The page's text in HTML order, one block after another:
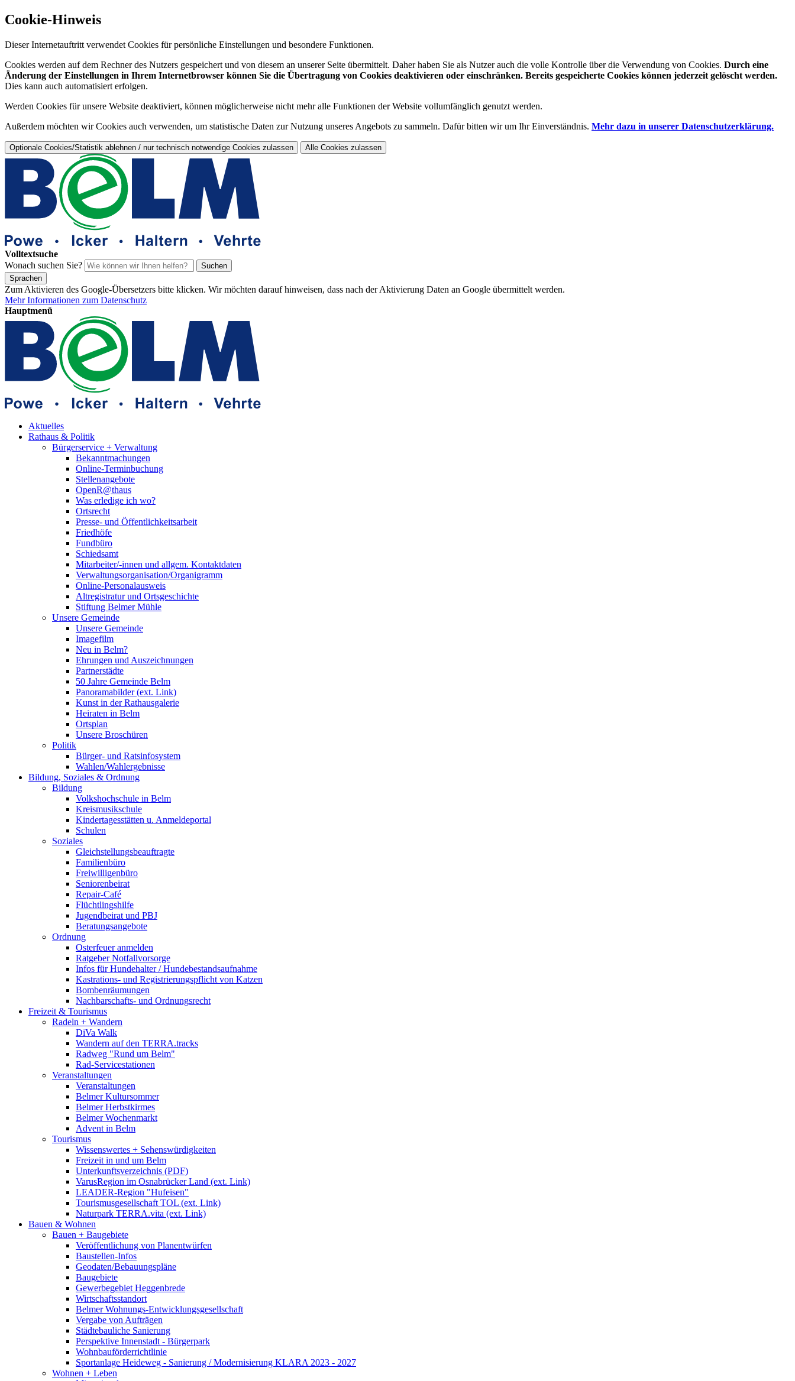
Cookie-Hinweis
Dieser Internetauftritt verwendet Cookies für persönliche Einstellungen und besondere Funktionen.
Cookies werden auf dem Rechner des Nutzers gespeichert und von diesem an unserer Seite übermittelt. Daher haben Sie als Nutzer auch die volle Kontrolle über die Verwendung von Cookies. Durch eine
Änderung der Einstellungen in Ihrem Internetbrowser können Sie die Übertragung von Cookies deaktivieren oder einschränken. Bereits gespeicherte Cookies können jederzeit gelöscht werden.
Dies kann auch automatisiert erfolgen.
Werden Cookies für unsere Website deaktiviert, können möglicherweise nicht mehr alle Funktionen der Website vollumfänglich genutzt werden.
Außerdem möchten wir Cookies auch verwenden, um statistische Daten zur Nutzung unseres Angebots zu sammeln. Dafür bitten wir um Ihr Einverständnis. Mehr dazu in unserer Datenschutzerklärung.
Optionale Cookies/Statistik ablehnen / nur technisch notwendige Cookies zulassen Alle Cookies zulassen
Volltextsuche
Wonach suchen Sie?
Suchen
Sprachen
Zum Aktivieren des Google-Übersetzers bitte klicken. Wir möchten darauf hinweisen, dass nach der Aktivierung Daten an Google übermittelt werden.
Mehr Informationen zum Datenschutz
Hauptmenü
Aktuelles
Rathaus & Politik
Bürgerservice + Verwaltung
Bekanntmachungen
Online-Terminbuchung
Stellenangebote
OpenR@thaus
Was erledige ich wo?
Ortsrecht
Presse- und Öffentlichkeitsarbeit
Friedhöfe
Fundbüro
Schiedsamt
Mitarbeiter/-innen und allgem. Kontaktdaten
Verwaltungsorganisation/Organigramm
Online-Personalausweis
Altregistratur und Ortsgeschichte
Stiftung Belmer Mühle
Unsere Gemeinde
Unsere Gemeinde
Imagefilm
Neu in Belm?
Ehrungen und Auszeichnungen
Partnerstädte
50 Jahre Gemeinde Belm
Panoramabilder (ext. Link)
Kunst in der Rathausgalerie
Heiraten in Belm
Ortsplan
Unsere Broschüren
Politik
Bürger- und Ratsinfosystem
Wahlen/Wahlergebnisse
Bildung, Soziales & Ordnung
Bildung
Volkshochschule in Belm
Kreismusikschule
Kindertagesstätten u. Anmeldeportal
Schulen
Soziales
Gleichstellungsbeauftragte
Familienbüro
Freiwilligenbüro
Seniorenbeirat
Repair-Café
Flüchtlingshilfe
Jugendbeirat und PBJ
Beratungsangebote
Ordnung
Osterfeuer anmelden
Ratgeber Notfallvorsorge
Infos für Hundehalter / Hundebestandsaufnahme
Kastrations- und Registrierungspflicht von Katzen
Bombenräumungen
Nachbarschafts- und Ordnungsrecht
Freizeit & Tourismus
Radeln + Wandern
DiVa Walk
Wandern auf den TERRA.tracks
Radweg "Rund um Belm"
Rad-Servicestationen
Veranstaltungen
Veranstaltungen
Belmer Kultursommer
Belmer Herbstkirmes
Belmer Wochenmarkt
Advent in Belm
Tourismus
Wissenswertes + Sehenswürdigkeiten
Freizeit in und um Belm
Unterkunftsverzeichnis (PDF)
VarusRegion im Osnabrücker Land (ext. Link)
LEADER-Region "Hufeisen"
Tourismusgesellschaft TOL (ext. Link)
Naturpark TERRA.vita (ext. Link)
Bauen & Wohnen
Bauen + Baugebiete
Veröffentlichung von Planentwürfen
Baustellen-Infos
Geodaten/Bebauungspläne
Baugebiete
Gewerbegebiet Heggenbrede
Wirtschaftsstandort
Belmer Wohnungs-Entwicklungsgesellschaft
Vergabe von Aufträgen
Städtebauliche Sanierung
Perspektive Innenstadt - Bürgerpark
Wohnbauförderrichtlinie
Sportanlage Heideweg - Sanierung / Modernisierung KLARA 2023 - 2027
Wohnen + Leben